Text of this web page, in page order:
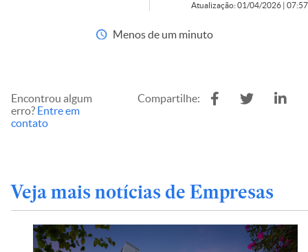
Atualização: 01/04/2026 | 07:57
Menos de um minuto
Encontrou algum
erro? Entre em
contato
Compartilhe:
Veja mais notícias de Empresas